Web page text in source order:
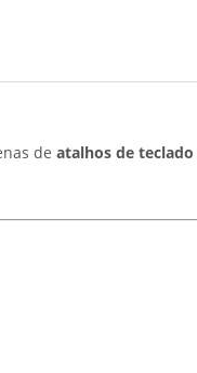
de atalhos de teclado